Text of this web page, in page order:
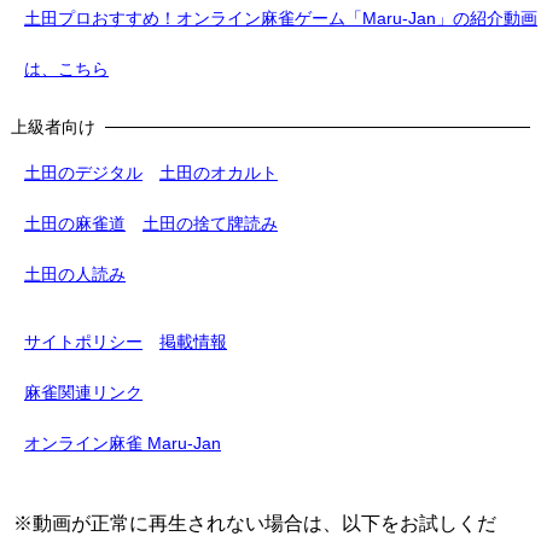
土田プロおすすめ！オンライン麻雀ゲーム「Maru-Jan」の紹介動画
は、こちら
上級者向け
土田のデジタル 土田のオカルト
土田の麻雀道 土田の捨て牌読み
土田の人読み
サイトポリシー 掲載情報
麻雀関連リンク
オンライン麻雀 Maru-Jan
※動画が正常に再生されない場合は、以下をお試しくだ